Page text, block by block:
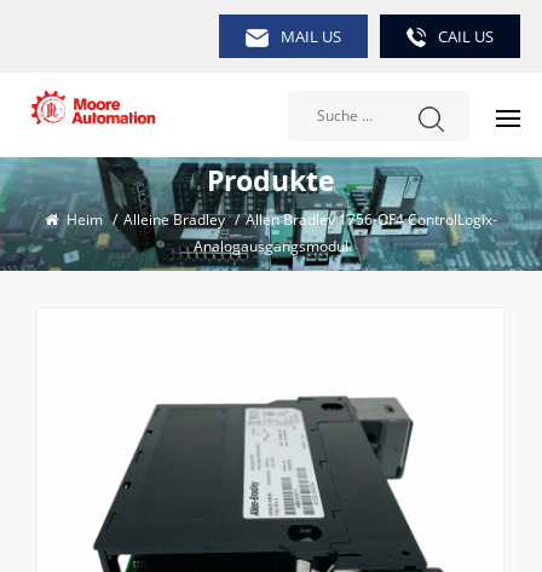
MAIL US CAIL US
Produkte
Heim / Alleine Bradley / Allen Bradley 1756-OF4 ControlLogix-
Analogausgangsmodul